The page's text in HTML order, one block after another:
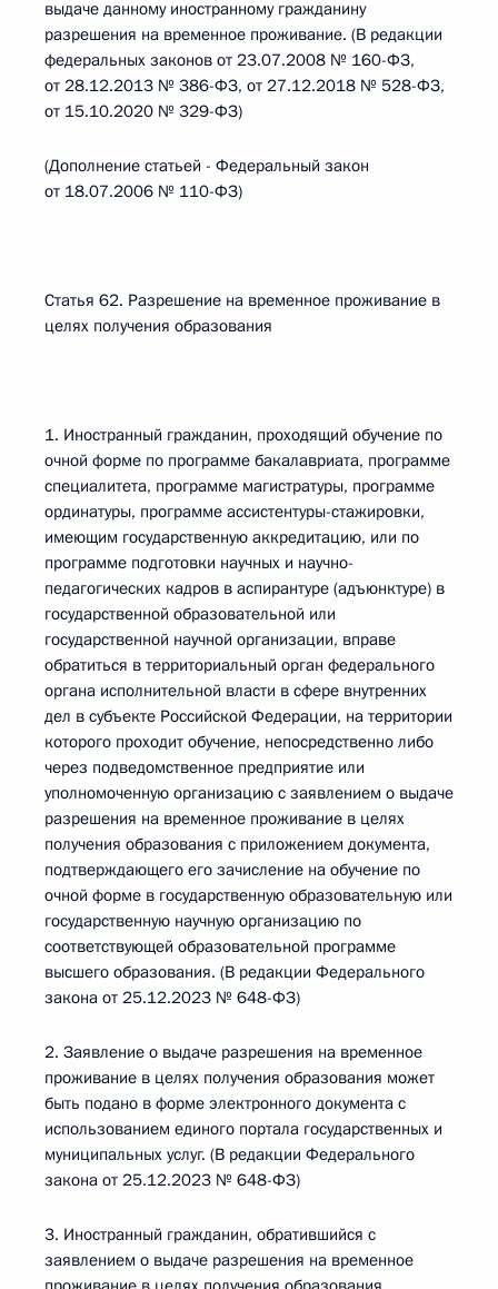
выдаче данному иностранному гражданину
разрешения на временное проживание. (В редакции
федеральных законов от 23.07.2008 № 160-ФЗ,
от 28.12.2013 № 386-ФЗ, от 27.12.2018 № 528-ФЗ,
от 15.10.2020 № 329-ФЗ)
(Дополнение статьей - Федеральный закон
от 18.07.2006 № 110-ФЗ)
Статья 62. Разрешение на временное проживание в
целях получения образования
1. Иностранный гражданин, проходящий обучение по
очной форме по программе бакалавриата, программе
специалитета, программе магистратуры, программе
ординатуры, программе ассистентуры-стажировки,
имеющим государственную аккредитацию, или по
программе подготовки научных и научно-
педагогических кадров в аспирантуре (адъюнктуре) в
государственной образовательной или
государственной научной организации, вправе
обратиться в территориальный орган федерального
органа исполнительной власти в сфере внутренних
дел в субъекте Российской Федерации, на территории
которого проходит обучение, непосредственно либо
через подведомственное предприятие или
уполномоченную организацию с заявлением о выдаче
разрешения на временное проживание в целях
получения образования с приложением документа,
подтверждающего его зачисление на обучение по
очной форме в государственную образовательную или
государственную научную организацию по
соответствующей образовательной программе
высшего образования. (В редакции Федерального
закона от 25.12.2023 № 648-ФЗ)
2. Заявление о выдаче разрешения на временное
проживание в целях получения образования может
быть подано в форме электронного документа с
использованием единого портала государственных и
муниципальных услуг. (В редакции Федерального
закона от 25.12.2023 № 648-ФЗ)
3. Иностранный гражданин, обратившийся с
заявлением о выдаче разрешения на временное